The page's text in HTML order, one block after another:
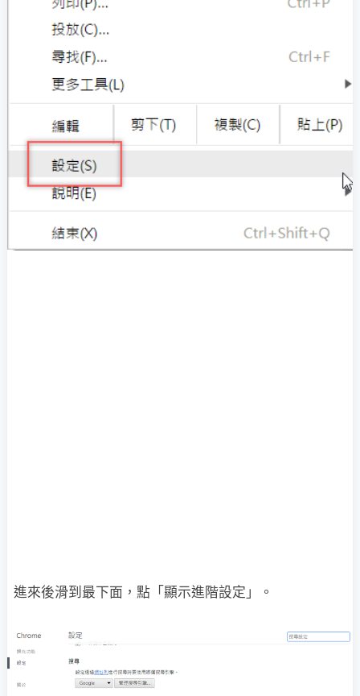
進來後滑到最下面，點「顯示進階設定」。